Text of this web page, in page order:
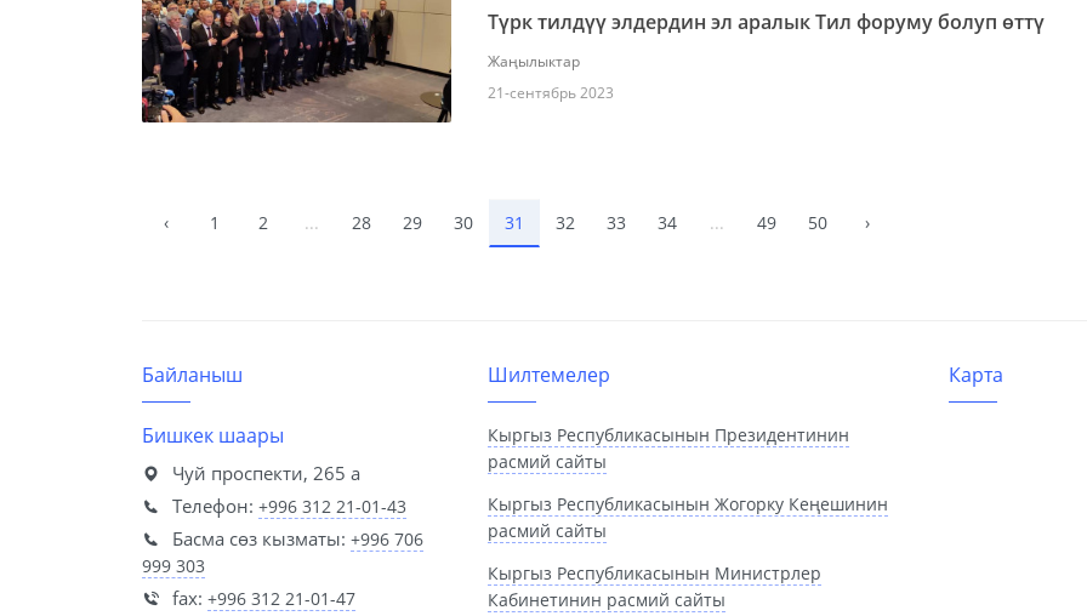
Түрк тилдүү элдердин эл аралык Тил форуму болуп өттү
Жаңылыктар
21-сентябрь 2023
‹ 1 2 ... 28 29 30 31 32 33 34 ... 49 50 ›
Байланыш
Бишкек шаары
Чуй проспекти, 265 а
Телефон: +996 312 21-01-43
Басма сөз кызматы: +996 706
999 303
fax: +996 312 21-01-47
Шилтемелер
Кыргыз Республикасынын Президентинин
расмий сайты
Кыргыз Республикасынын Жогорку Кеңешинин
расмий сайты
Кыргыз Республикасынын Министрлер
Кабинетинин расмий сайты
Карта